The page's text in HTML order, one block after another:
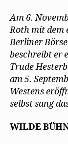
Am 6.
Roth mit dem
Berliner
beschreibt er
Trude
am 5.
Westens
selbst sang
WILDE